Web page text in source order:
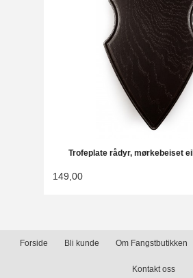
Trofeplate rådyr, mørkebeiset
149,00
Forside Bli kunde Om Fangstbutikken
Kontakt oss